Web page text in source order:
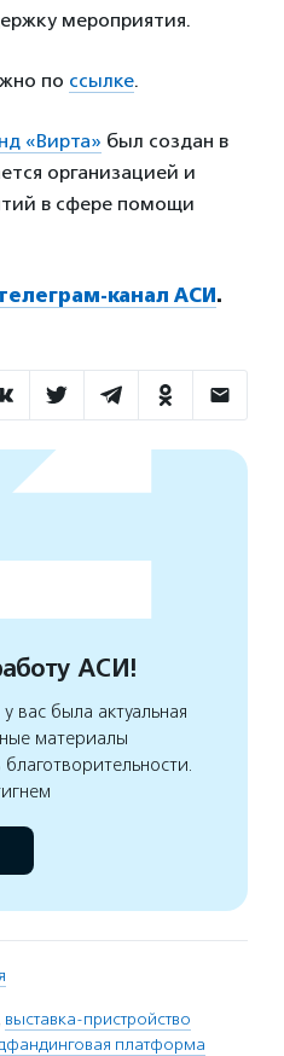
мероприятия.
по ссылке.
«Вирта» был создан в
организацией и
в сфере помощи
канал АСИ.
АСИ!
была актуальная
материалы
выставка-пристройство
платформа